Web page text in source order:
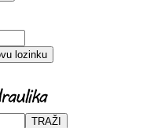
lozinku
TRAŽI